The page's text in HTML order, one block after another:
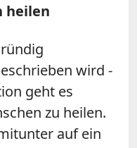
heilen
wird -
geht es
zu heilen.
auf ein